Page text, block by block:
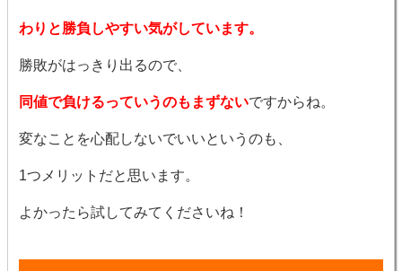
わりと勝負しやすい気がしています。
勝敗がはっきり出るので、
同値で負けるっていうのもまずないですからね。
変なことを心配しないでいいというのも、
1つメリットだと思います。
よかったら試してみてくださいね！